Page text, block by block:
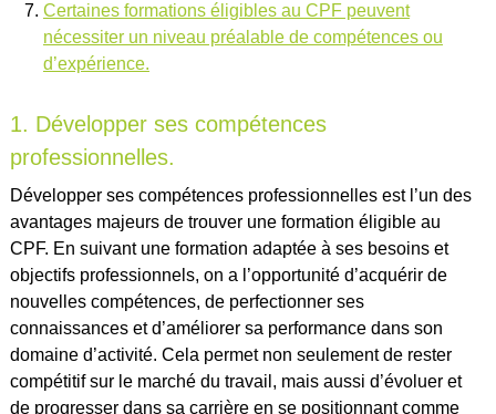
Certaines formations éligibles au CPF peuvent
nécessiter un niveau préalable de compétences ou
d’expérience.
1. Développer ses compétences
professionnelles.
Développer ses compétences professionnelles est l’un des
avantages majeurs de trouver une formation éligible au
CPF. En suivant une formation adaptée à ses besoins et
objectifs professionnels, on a l’opportunité d’acquérir de
nouvelles compétences, de perfectionner ses
connaissances et d’améliorer sa performance dans son
domaine d’activité. Cela permet non seulement de rester
compétitif sur le marché du travail, mais aussi d’évoluer et
de progresser dans sa carrière en se positionnant comme